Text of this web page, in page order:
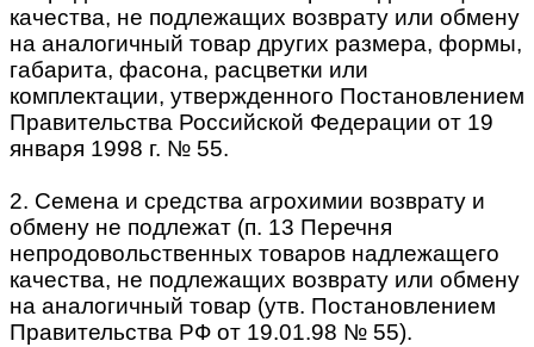
качества, не подлежащих возврату или обмену
на аналогичный товар других размера, формы,
габарита, фасона, расцветки или
комплектации, утвержденного Постановлением
Правительства Российской Федерации от 19
января 1998 г. № 55.
2. Семена и средства агрохимии возврату и
обмену не подлежат (п. 13 Перечня
непродовольственных товаров надлежащего
качества, не подлежащих возврату или обмену
на аналогичный товар (утв. Постановлением
Правительства РФ от 19.01.98 № 55).